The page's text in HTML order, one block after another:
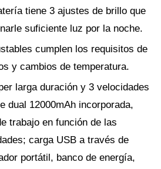
tiene 3 ajustes de brillo que
suficiente luz por la noche.
cumplen los requisitos de
y cambios de temperatura.
larga duración y 3 velocidades
dual 12000mAh incorporada,
trabajo en función de las
carga USB a través de
portátil, banco de energía,